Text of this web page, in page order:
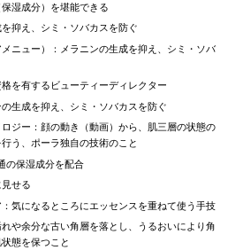
湿成分）を堪能できる
抑え、シミ・ソバカスを防ぐ
ニュー）：メラニンの生成を抑え、シミ・ソバ
を有するビューティーディレクター
生成を抑え、シミ・ソバカスを防ぐ
ジー：顔の動き（動画）から、肌三層の状態の
う、ポーラ独自の技術のこと
の保湿成分を配合
せる
気になるところにエッセンスを重ねて使う手技
や余分な古い角層を落とし、うるおいにより角
態を保つこと